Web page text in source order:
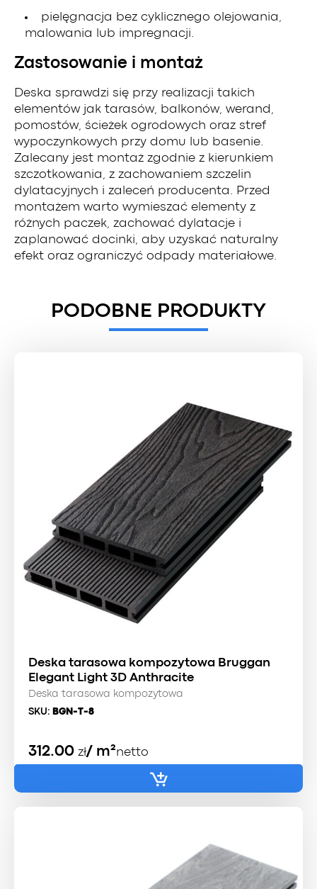
pielęgnacja bez cyklicznego olejowania,
malowania lub impregnacji.
Zastosowanie i montaż
Deska sprawdzi się przy realizacji takich
elementów jak tarasów, balkonów, werand,
pomostów, ścieżek ogrodowych oraz stref
wypoczynkowych przy domu lub basenie.
Zalecany jest montaż zgodnie z kierunkiem
szczotkowania, z zachowaniem szczelin
dylatacyjnych i zaleceń producenta. Przed
montażem warto wymieszać elementy z
różnych paczek, zachować dylatacje i
zaplanować docinki, aby uzyskać naturalny
efekt oraz ograniczyć odpady materiałowe.
PODOBNE PRODUKTY
Deska tarasowa kompozytowa Bruggan
Elegant Light 3D Anthracite
Deska tarasowa kompozytowa
SKU: BGN-T-8
312.00 zł/ m²netto